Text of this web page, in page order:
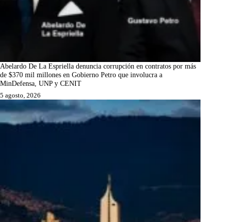
Abelardo De La Espriella denuncia corrupción en contratos por más
de $370 mil millones en Gobierno Petro que involucra a
MinDefensa, UNP y CENIT
5 agosto, 2026